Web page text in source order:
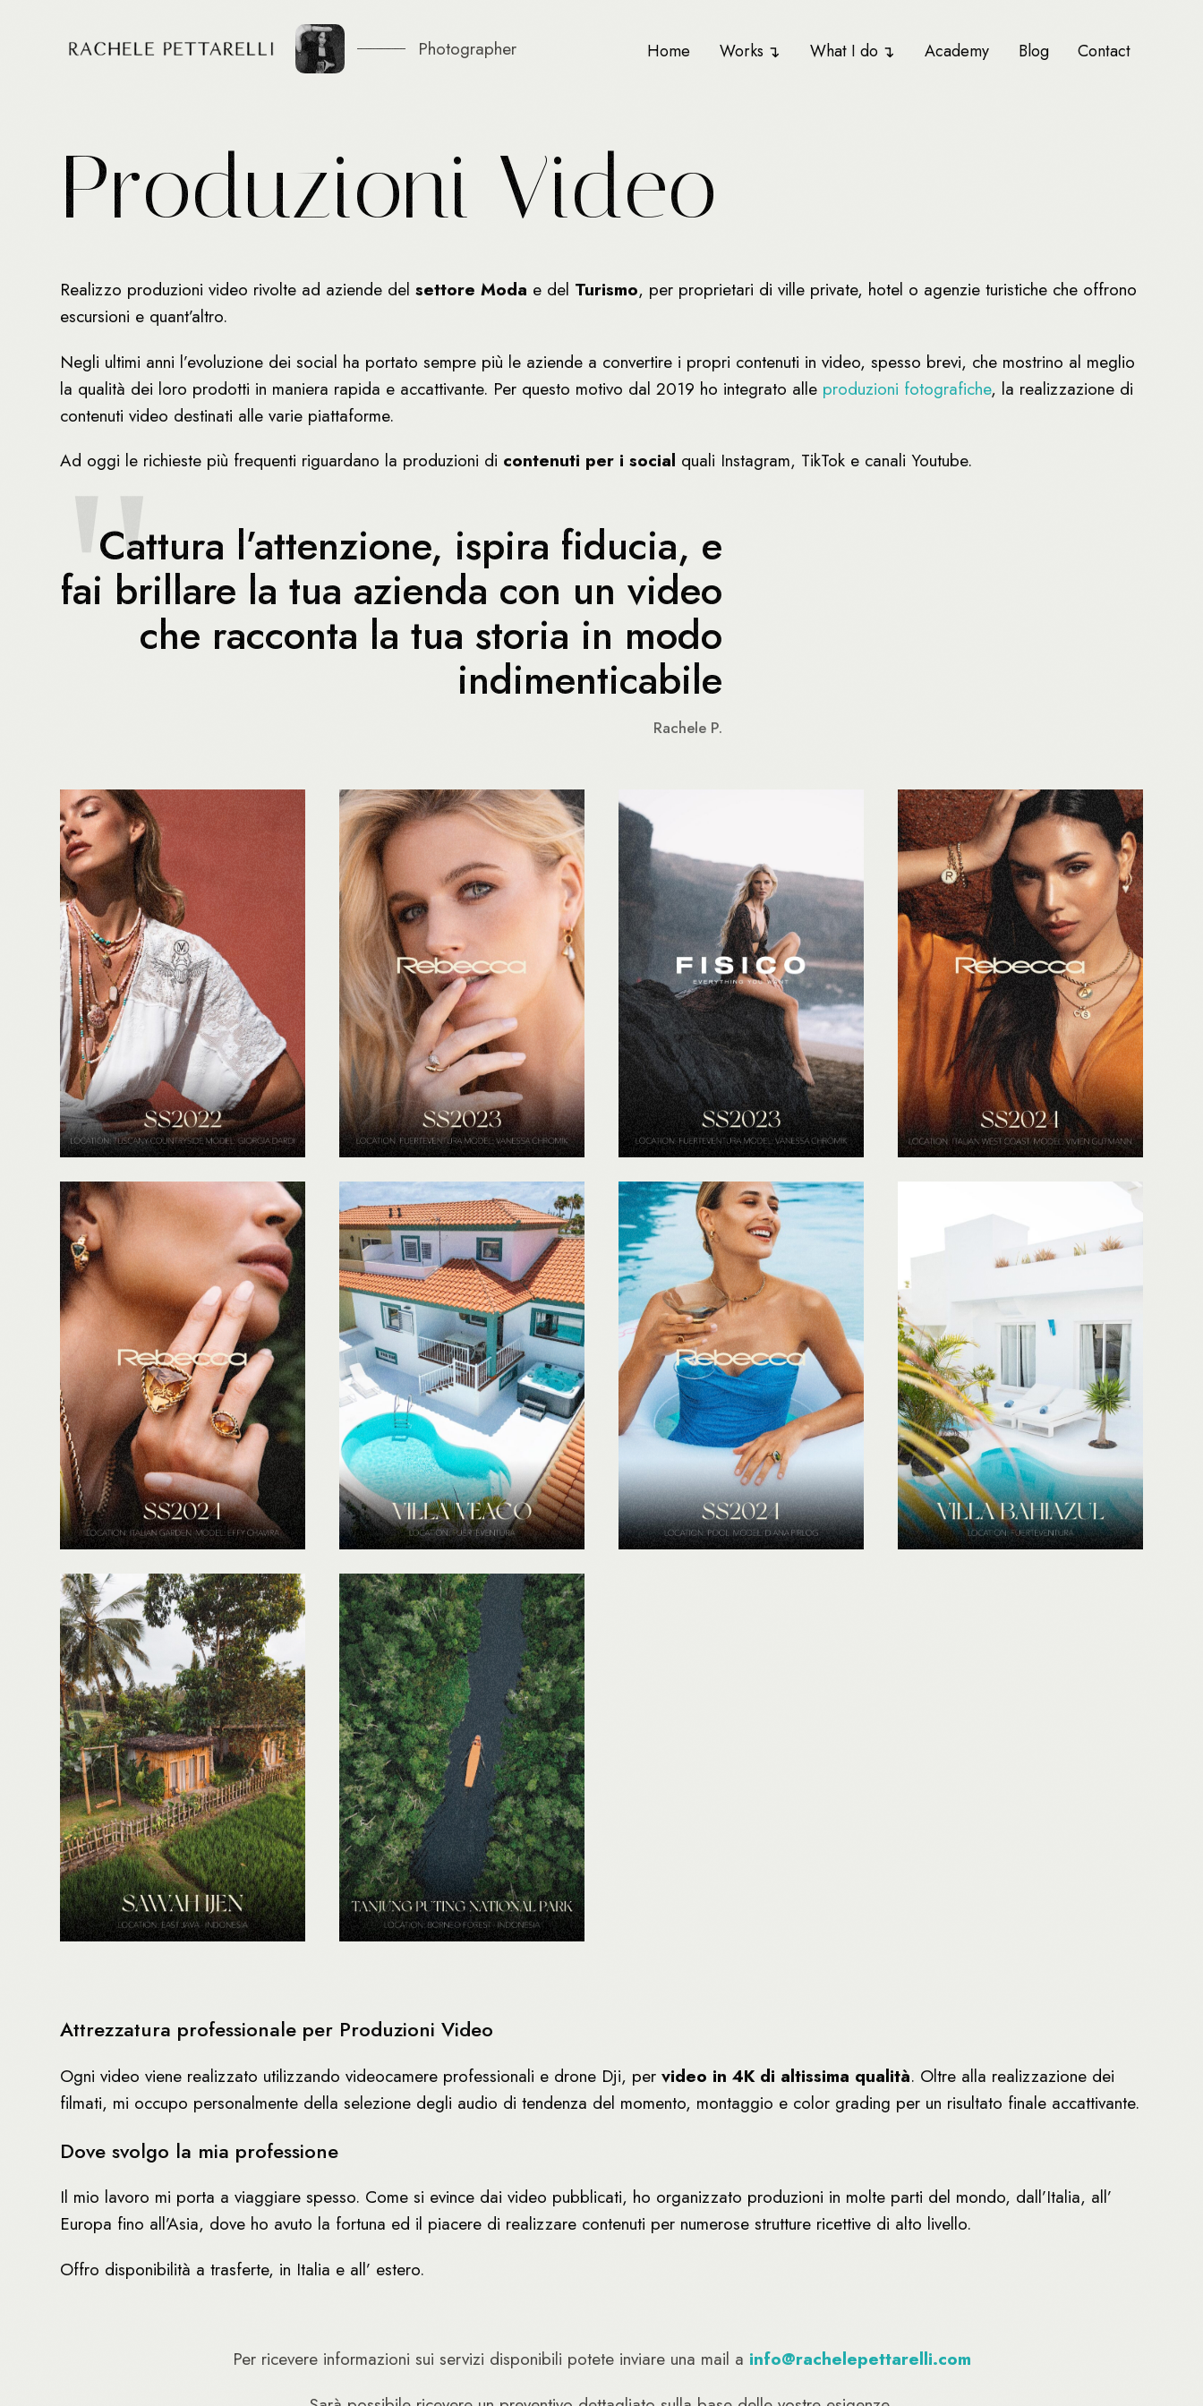
Photographer Home Works What I do Academy Blog Contact
Produzioni Video
Realizzo produzioni video rivolte ad aziende delsettore Moda e del Turismo, per proprietari di ville private, hotel o agenzie turistiche che offrono
escursioni e quant’altro.
Negli ultimi anni l’evoluzione dei social ha portato sempre più le aziende a convertire i propri contenuti in video, spesso brevi, che mostrino al meglio
la qualità dei loro prodotti in maniera rapida e accattivante. Per questo motivo dal 2019 ho integrato alle produzioni fotografiche, la realizzazione di
contenuti video destinati alle varie piattaforme.
Ad oggi le richieste più frequenti riguardano la produzioni di contenuti per i social quali Instagram, TikTok e canali Youtube.
Cattura l’attenzione, ispira fiducia, e
fai brillare la tua azienda con un video
che racconta la tua storia in modo
indimenticabile
Rachele P.
Attrezzatura professionale per Produzioni Video
Ogni video viene realizzato utilizzando videocamere professionali e drone Dji, pervideo in 4K di altissima qualità. Oltre alla realizzazione dei
filmati, mi occupo personalmente della selezione degli audio di tendenza del momento, montaggio e color grading per un risultato finale accattivante.
Dove svolgo la mia professione
Il mio lavoro mi porta a viaggiare spesso. Come si evince dai video pubblicati, ho organizzato produzioni in molte parti del mondo, dall’Italia, all’
Europa fino all’Asia, dove ho avuto la fortuna ed il piacere di realizzare contenuti per numerose strutture ricettive di alto livello.
Offro disponibilità a trasferte, in Italia e all’ estero.
Per ricevere informazioni sui servizi disponibili potete inviare una mail a info@rachelepettarelli.com